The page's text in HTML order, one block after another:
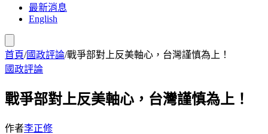
最新消息
English
首頁/國政評論/戰爭部對上反美軸心，台灣謹慎為上！
國政評論
戰爭部對上反美軸心，台灣謹慎為上！
作者李正修